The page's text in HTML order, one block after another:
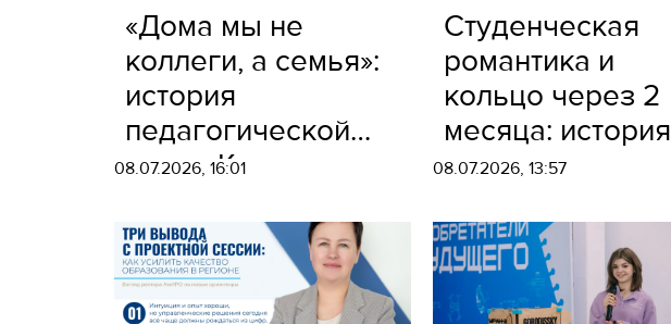
«Дома мы не
коллеги, а семья»:
история
педагогической
семьи Кангиных
08.07.2026, 16:01
Студенческая
романтика и
кольцо через 2
месяца: история
семьи молодых
ДальГАУ
08.07.2026, 13:57